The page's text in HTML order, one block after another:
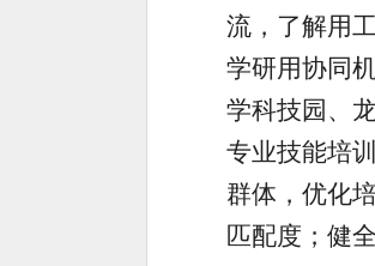
流，了解用
学研用协同
学科技园、
专业技能培
群体，优化
匹配度；健